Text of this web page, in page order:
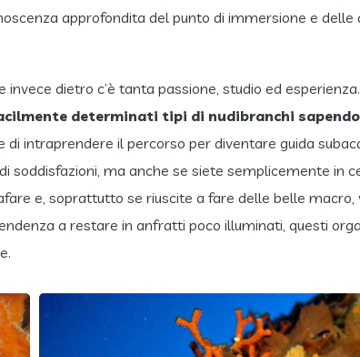
approfondita del punto di immersione e delle
dietro c’è tanta passione, studio ed
determinati tipi di nudibranchi
intraprendere il percorso per diventare guida
soddisfazioni, ma anche se siete semplicemente in
e, soprattutto se riuscite a fare delle belle macro,
a restare in anfratti poco illuminati, questi